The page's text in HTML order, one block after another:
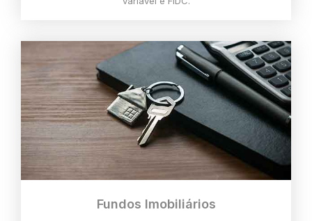
Fundos Imobiliários